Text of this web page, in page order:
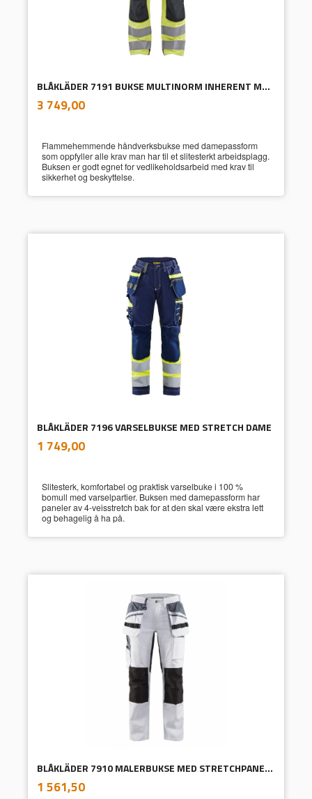
BLÅKLÄDER 7191 BUKSE MULTINORM INHERENT MED STRETCH DAME
Pris
3 749,00mva.
Flammehemmende håndverksbukse med damepassform
som oppfyller alle krav man har til et slitesterkt arbeidsplagg.
Buksen er godt egnet for vedlikeholdsarbeid med krav til
sikkerhet og beskyttelse.
BLÅKLÄDER 7196 VARSELBUKSE MED STRETCH DAME
Pris
1 749,00mva.
Slitesterk, komfortabel og praktisk varselbuke i 100 %
bomull med varselpartier. Buksen med damepassform har
paneler av 4-veisstretch bak for at den skal være ekstra lett
og behagelig å ha på.
BLÅKLÄDER 7910 MALERBUKSE MED STRETCHPANELER TIL DAME
Pris
1 561,50mva.